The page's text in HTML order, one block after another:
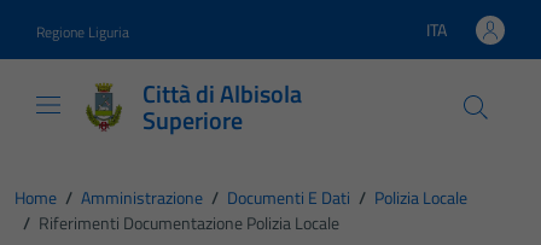
Regione Liguria Lingua attiva:
ITA
Città di Albisola
Superiore
Home / Amministrazione / Documenti E Dati / Polizia Locale
/ Riferimenti Documentazione Polizia Locale